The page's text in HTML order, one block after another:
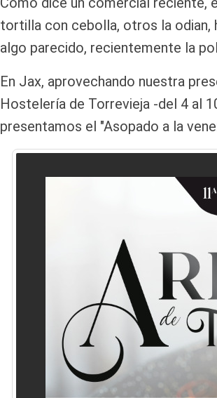
tortilla con cebolla, otros la odian,
algo parecido, recientemente la
En Jax, aprovechando nuestra
Hostelería de Torrevieja -del 4 al
presentamos el "Asopado a la